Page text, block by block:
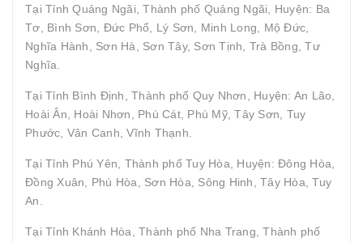
Tại Tỉnh Quảng Ngãi, Thành phố Quảng Ngãi, Huyện: Ba
Tơ, Bình Sơn, Đức Phổ, Lý Sơn, Minh Long, Mộ Đức,
Nghĩa Hành, Sơn Hà, Sơn Tây, Sơn Tịnh, Trà Bồng, Tư
Nghĩa.
Tại Tỉnh Bình Định, Thành phố Quy Nhơn, Huyện: An Lão,
Hoài Ân, Hoài Nhơn, Phù Cát, Phù Mỹ, Tây Sơn, Tuy
Phước, Vân Canh, Vĩnh Thạnh.
Tại Tỉnh Phú Yên, Thành phố Tuy Hòa, Huyện: Đông Hòa,
Đồng Xuân, Phú Hòa, Sơn Hòa, Sông Hinh, Tây Hòa, Tuy
An.
Tại Tỉnh Khánh Hòa, Thành phố Nha Trang, Thành phố